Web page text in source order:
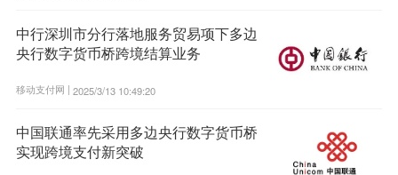
中行深圳市分行落地服务贸易项下多边
央行数字货币桥跨境结算业务
移动支付网 | 2025/3/13 10:49:20
中国联通率先采用多边央行数字货币桥
实现跨境支付新突破